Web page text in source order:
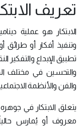
تعريف
الابتكار هو عملية
وتنفيذ أفكار أو
تطبيق الإبداع والتفكير
والتحسين في مختلف
والفن والأنظمة
يتعلق الابتكار في
معروف أو يُمارس